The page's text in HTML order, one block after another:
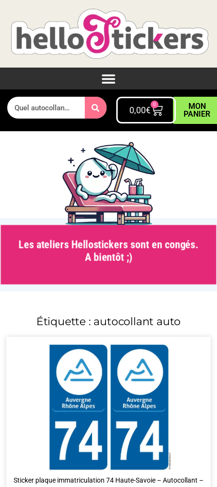
0,00€
0
MON
PANIER
Les ateliers Hellostickers sont en congés.
A bientôt ;)
Étiquette : autocollant auto
Sticker plaque immatriculation 74 Haute-Savoie – Autocollant –